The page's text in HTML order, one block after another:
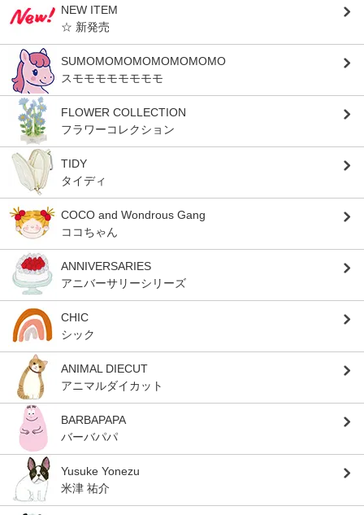
NEW ITEM
☆ 新発売
SUMOMOMOMOMOMOMOMO
スモモモモモモモモ
FLOWER COLLECTION
フラワーコレクション
TIDY
タイディ
COCO and Wondrous Gang
ココちゃん
ANNIVERSARIES
アニバーサリーシリーズ
CHIC
シック
ANIMAL DIECUT
アニマルダイカット
BARBAPAPA
バーバパパ
Yusuke Yonezu
米津 祐介